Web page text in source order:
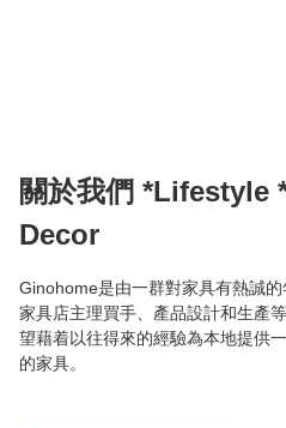
關於我們 *Lifestyle
Decor
Ginohome是由一群對家具有熱誠
家具店主理買手、產品設計和生產
望藉着以往得來的經驗為本地提供
的家具。